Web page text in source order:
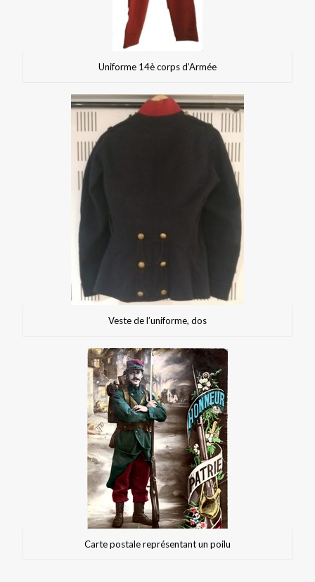
Uniforme 14è corps d’Armée
Veste de l’uniforme, dos
Carte postale représentant un poilu